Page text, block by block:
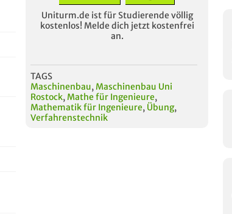
Uniturm.de ist für Studierende völlig
kostenlos! Melde dich jetzt kostenfrei
an.
TAGS
Maschinenbau, Maschinenbau Uni
Rostock, Mathe für Ingenieure,
Mathematik für Ingenieure, Übung,
Verfahrenstechnik